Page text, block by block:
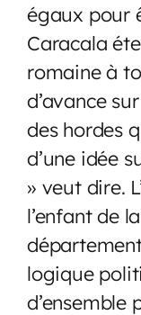
égaux pour
Caracala
romaine à
d’avance
des hordes
d’une idée
» veut dire.
l’enfant de
logique
d’ensemble